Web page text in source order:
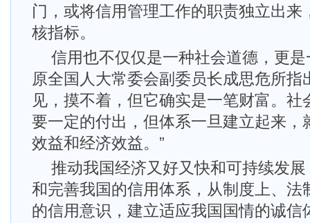
门，或将信用管理工作的职责独立出来
核指标。
信用也不仅仅是一种社会道德，更
原全国人大常委会副委员长成思危所指
见，摸不着，但它确实是一笔财富。社
要一定的付出，但体系一旦建立起来，
效益和经济效益。”
推动我国经济又好又快和可持续发
和完善我国的信用体系，从制度上、法
的信用意识，建立适应我国国情的诚信